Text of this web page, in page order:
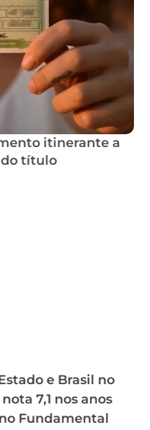
itinerante a
do título
e Brasil no
7,1 nos anos
Fundamental